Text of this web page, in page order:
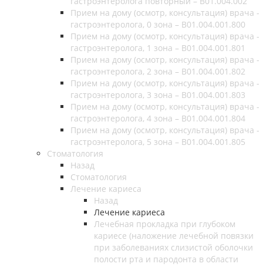
Прием на дому (осмотр, консультация) врача -
гастроэнтеролога, 0 зона – B01.004.001.800
Прием на дому (осмотр, консультация) врача -
гастроэнтеролога, 1 зона – B01.004.001.801
Прием на дому (осмотр, консультация) врача -
гастроэнтеролога, 2 зона – B01.004.001.802
Прием на дому (осмотр, консультация) врача -
гастроэнтеролога, 3 зона – B01.004.001.803
Прием на дому (осмотр, консультация) врача -
гастроэнтеролога, 4 зона – B01.004.001.804
Прием на дому (осмотр, консультация) врача -
гастроэнтеролога, 5 зона – B01.004.001.805
Стоматология
Назад
Стоматология
Лечение кариеса
Назад
Лечение кариеса
Лечебная прокладка при глубоком
кариесе (наложение лечебной повязки
при заболеваниях слизистой оболочки
полости рта и пародонта в области